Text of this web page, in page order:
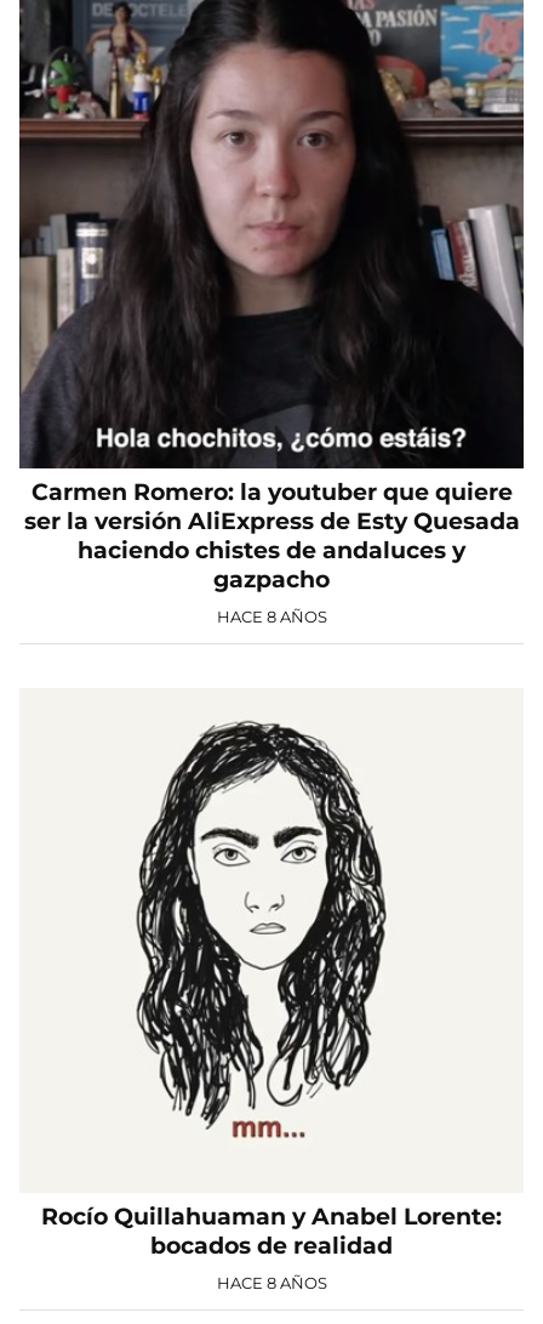
Carmen Romero: la youtuber que quiere
ser la versión AliExpress de Esty Quesada
haciendo chistes de andaluces y
gazpacho
HACE 8 AÑOS
Rocío Quillahuaman y Anabel Lorente:
bocados de realidad
HACE 8 AÑOS